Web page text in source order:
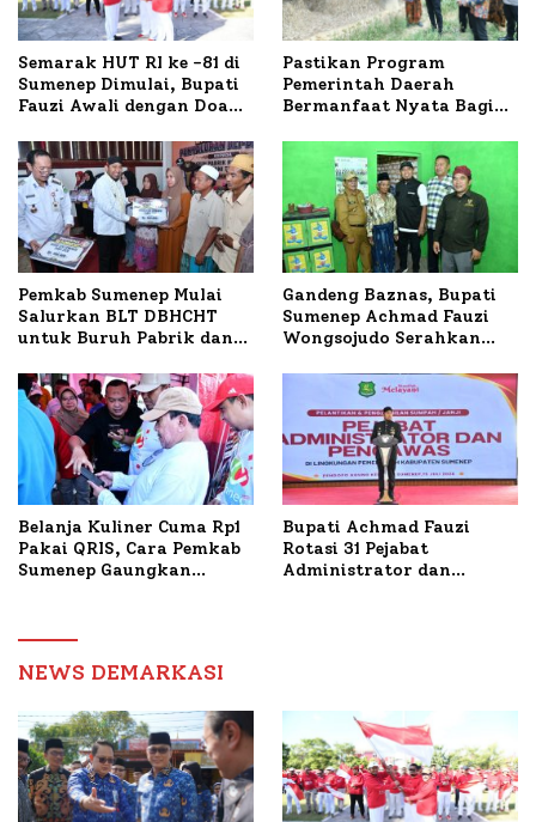
Semarak HUT RI ke -81 di
Sumenep Dimulai, Bupati
Fauzi Awali dengan Doa
Terbakar
Pastikan Program
Pemerintah Daerah
Bermanfaat Nyata Bagi
Sumenep Tinjau Langsung
Budidaya Lele dan Ayam
Petelur di Desa Bataal
Timur
Pemkab Sumenep Mulai
Salurkan BLT DBHCHT
untuk Buruh Pabrik dan
Gandeng Baznas, Bupati
Sumenep Achmad Fauzi
Wongsojudo Serahkan
Dua Kecamatan
Belanja Kuliner Cuma Rp1
Pakai QRIS, Cara Pemkab
Sumenep Gaungkan
Bupati Achmad Fauzi
Rotasi 31 Pejabat
Administrator dan
NEWS DEMARKASI